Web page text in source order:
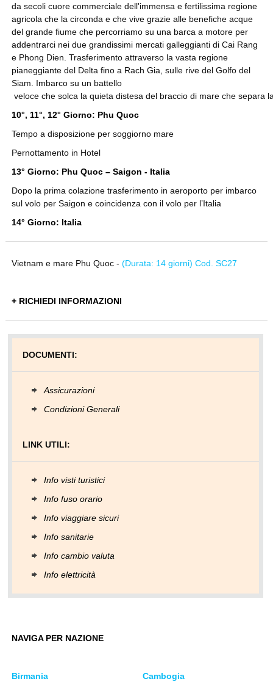
da secoli cuore commerciale dell'immensa e fertilissima regione
agricola che la circonda e che vive grazie alle benefiche acque
del grande fiume che percorriamo su una barca a motore per
addentrarci nei due grandissimi mercati galleggianti di Cai Rang
e Phong Dien. Trasferimento attraverso la vasta regione
pianeggiante del Delta fino a Rach Gia, sulle rive del Golfo del
Siam. Imbarco su un battello
veloce che solca la quieta distesa del braccio di mare che
10°, 11°, 12° Giorno: Phu Quoc
Tempo a disposizione per soggiorno mare
Pernottamento in Hotel
13° Giorno: Phu Quoc – Saigon - Italia
Dopo la prima colazione trasferimento in aeroporto per imbarco
sul volo per Saigon e coincidenza con il volo per l’Italia
14° Giorno: Italia
Vietnam e mare Phu Quoc - (Durata: 14 giorni) Cod. SC27
+ RICHIEDI INFORMAZIONI
DOCUMENTI:
Assicurazioni
Condizioni Generali
LINK UTILI:
Info visti turistici
Info fuso orario
Info viaggiare sicuri
Info sanitarie
Info cambio valuta
Info elettricità
NAVIGA PER NAZIONE
Birmania Cambogia